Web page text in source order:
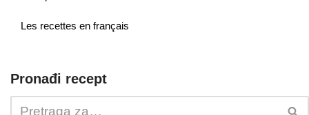
Les recettes en français
Pronađi recept